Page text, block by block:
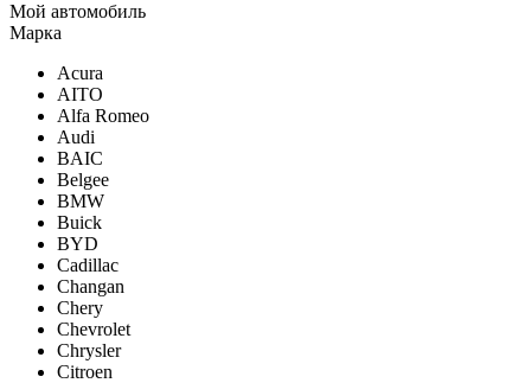
Мой автомобиль
Марка
Acura
AITO
Alfa Romeo
Audi
BAIC
Belgee
BMW
Buick
BYD
Cadillac
Changan
Chery
Chevrolet
Chrysler
Citroen